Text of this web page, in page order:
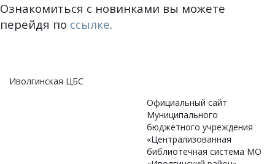
Ознакомиться с новинками вы можете
перейдя по ссылке.
Иволгинская ЦБС
Официальный сайт
Муниципального
бюджетного учреждения
«Централизованная
библиотечная система МО